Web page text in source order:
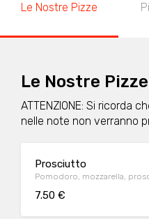
Le Nostre Pizze
Le Nostre Pizze
ATTENZIONE: Si ricorda
nelle note non verranno
Prosciutto
Pomodoro, mozzarella,
7.50 €